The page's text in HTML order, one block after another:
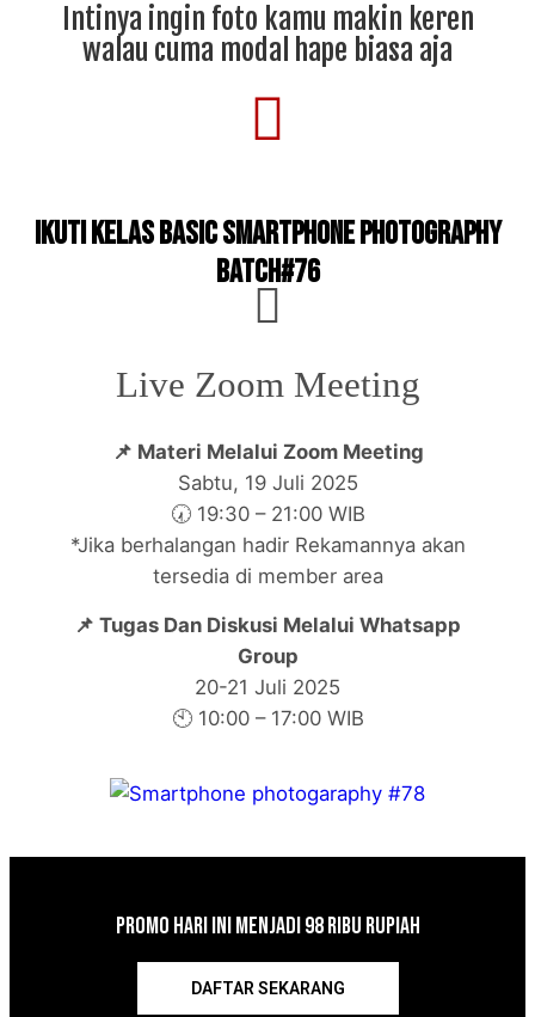
Intinya ingin foto kamu makin keren
walau cuma modal hape biasa aja
Ikuti Kelas Basic smartphone photography
Batch#76
Live Zoom Meeting
📌 Materi Melalui Zoom Meeting
Sabtu, 19 Juli 2025
🕢 19:30 – 21:00 WIB
*Jika berhalangan hadir Rekamannya akan
tersedia di member area
📌 Tugas Dan Diskusi Melalui Whatsapp
Group
20-21 Juli 2025
🕙 10:00 – 17:00 WIB
Promo Hari Ini Menjadi 98 Ribu Rupiah
DAFTAR SEKARANG